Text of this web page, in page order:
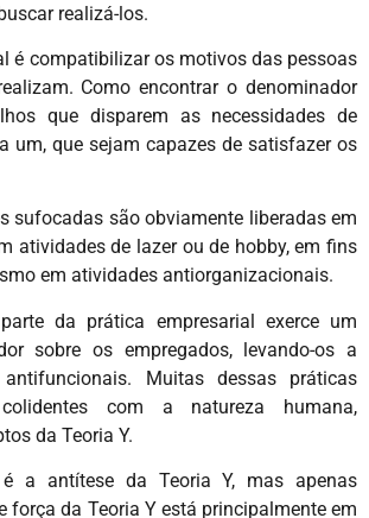
realizá-los.
é compatibilizar os motivos das pessoas
Como encontrar o denominador
que disparem as necessidades de
um, que sejam capazes de satisfazer os
sufocadas são obviamente liberadas em
atividades de lazer ou de hobby, em fins
em atividades antiorganizacionais.
da prática empresarial exerce um
sobre os empregados, levando-os a
antifuncionais. Muitas dessas práticas
com a natureza humana,
da Teoria Y.
a antítese da Teoria Y, mas apenas
força da Teoria Y está principalmente em